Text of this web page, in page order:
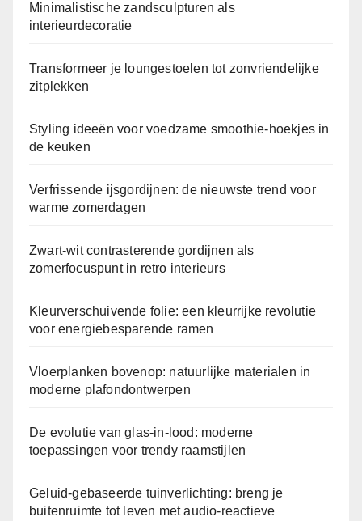
Minimalistische zandsculpturen als
interieurdecoratie
Transformeer je loungestoelen tot zonvriendelijke
zitplekken
Styling ideeën voor voedzame smoothie-hoekjes in
de keuken
Verfrissende ijsgordijnen: de nieuwste trend voor
warme zomerdagen
Zwart-wit contrasterende gordijnen als
zomerfocuspunt in retro interieurs
Kleurverschuivende folie: een kleurrijke revolutie
voor energiebesparende ramen
Vloerplanken bovenop: natuurlijke materialen in
moderne plafondontwerpen
De evolutie van glas-in-lood: moderne
toepassingen voor trendy raamstijlen
Geluid-gebaseerde tuinverlichting: breng je
buitenruimte tot leven met audio-reactieve